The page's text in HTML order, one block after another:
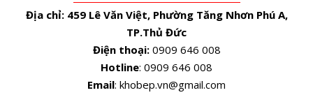
Địa chỉ: 459 Lê Văn Việt, Phường Tăng Nhơn Phú A,
TP.Thủ Đức
Điện thoại:0909 646 008
Hotline: 0909 646 008
Email: khobep.vn@gmail.com